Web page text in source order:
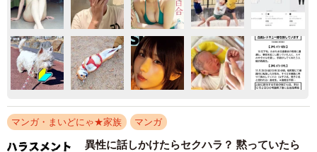
マンガ・まいどにゃ★家族 マンガ
異性に話しかけたらセクハラ？ 黙っていたら